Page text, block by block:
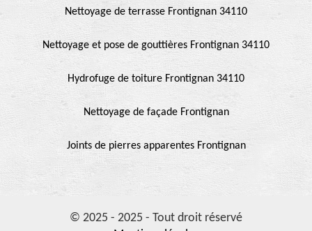
Nettoyage de terrasse Frontignan 34110
Nettoyage et pose de gouttières Frontignan 34110
Hydrofuge de toiture Frontignan 34110
Nettoyage de façade Frontignan
Joints de pierres apparentes Frontignan
© 2025 - 2025 - Tout droit réservé